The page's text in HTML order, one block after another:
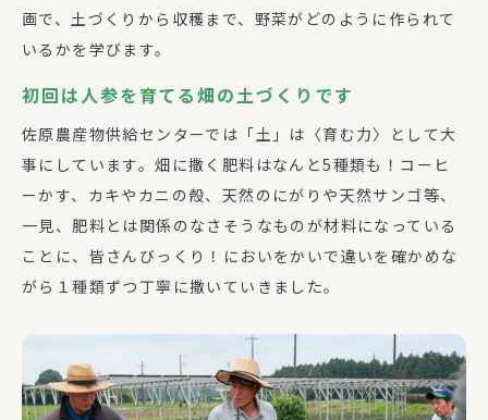
画で、土づくりから収穫まで、野菜がどのように作られて
いるかを学びます。
初回は人参を育てる畑の土づくりです
佐原農産物供給センターでは「土」は〈育む力〉として大
事にしています。畑に撒く肥料はなんと5種類も！コーヒ
ーかす、カキやカニの殻、天然のにがりや天然サンゴ等、
一見、肥料とは関係のなさそうなものが材料になっている
ことに、皆さんびっくり！においをかいで違いを確かめな
がら１種類ずつ丁寧に撒いていきました。